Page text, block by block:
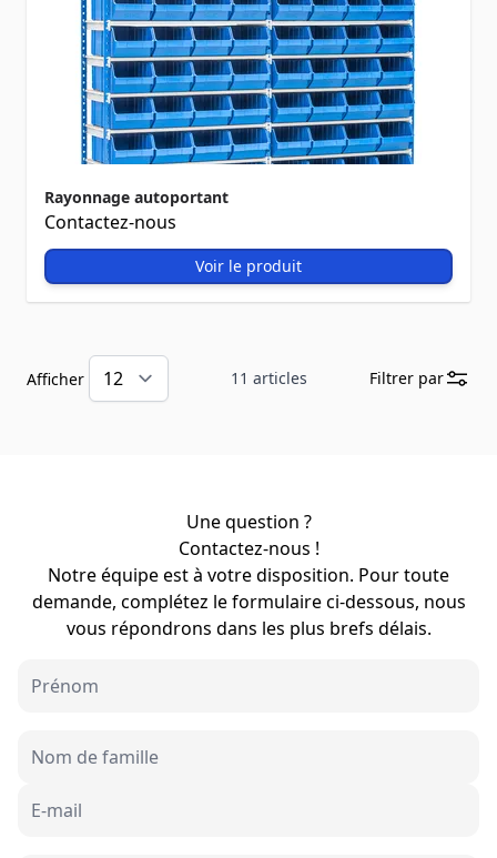
Rayonnage autoportant
Contactez-nous
Voir le produit
11 articles
Afficher Filtrer par
Une question ?
Contactez-nous !
Notre équipe est à votre disposition. Pour toute
demande, complétez le formulaire ci-dessous, nous
vous répondrons dans les plus brefs délais.